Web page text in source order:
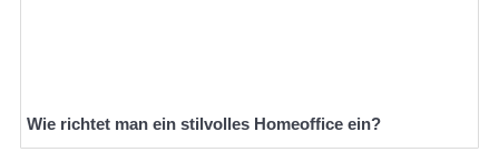
Wie richtet man ein stilvolles Homeoffice ein?